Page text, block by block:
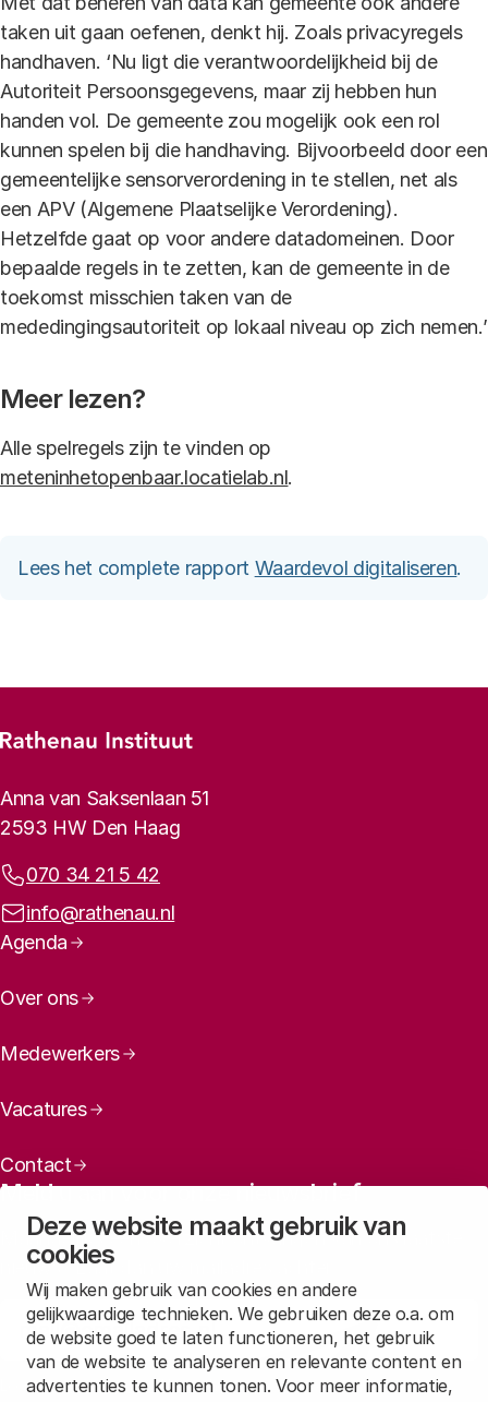
Deze website maakt gebruik van
cookies
Wij maken gebruik van cookies en andere
gelijkwaardige technieken. We gebruiken deze o.a. om
de website goed te laten functioneren, het gebruik
van de website te analyseren en relevante content en
advertenties te kunnen tonen. Voor meer informatie,
taken uit gaan oefenen, denkt hij. Zoals privacyregels
handhaven. ‘Nu ligt die verantwoordelijkheid bij de
Autoriteit Persoonsgegevens, maar zij hebben hun
handen vol. De gemeente zou mogelijk ook een rol
kunnen spelen bij die handhaving. Bijvoorbeeld door een
gemeentelijke sensorverordening in te stellen, net als
een APV (Algemene Plaatselijke Verordening).
Hetzelfde gaat op voor andere datadomeinen. Door
bepaalde regels in te zetten, kan de gemeente in de
toekomst misschien taken van de
mededingingsautoriteit op lokaal niveau op zich nemen.’
Meer lezen?
Alle spelregels zijn te vinden op
meteninhetopenbaar.locatielab.nl.
Lees het complete rapport Waardevol digitaliseren.
Footer-menu
Rathenau logo, naar de homepage
Contactinformatie
Anna van Saksenlaan 51
2593 HW Den Haag
Telefoonnummer:
070 34 21 5 42
E-mailadres:
info@rathenau.nl
Paginanavigatie
Agenda
Over ons
Medewerkers
Vacatures
Contact
Meld u aan voor onze nieuwsbrief
Maandelijks een overzicht ontvangen van ons laatste
nieuws? Laat dan uw mailadres achter.
Aanmelden
Lees inonze privacyverklaringhoe wij deze gegevens verwerken.